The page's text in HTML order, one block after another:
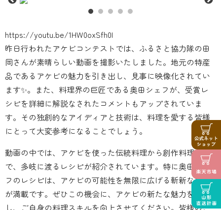
https://youtu.be/1HW0oxSfh0I
昨日行われたアケビコンテストでは、ふるさと協力隊の田
岡さんが素晴らしい動画を撮影いたしました。地元の特産
品であるアケビの魅力を引き出し、見事に映像化されてい
ます✨。また、料理界の巨匠である奥田シェフが、受賞レ
シピを詳細に解説なされたコメントもアップされていま
す️。その独創的なアイディアと技術は、料理を愛する皆様
にとって大変参考になることでしょう。
動画の中では、アケビを使った伝統料理から創作料理ま
で、多岐に渡るレシピが紹介されています。特に奥田シェ
フのレシピは、アケビの可能性を無限に広げる斬新な発想
が満載です。ぜひこの機会に、アケビの新たな魅力を発見